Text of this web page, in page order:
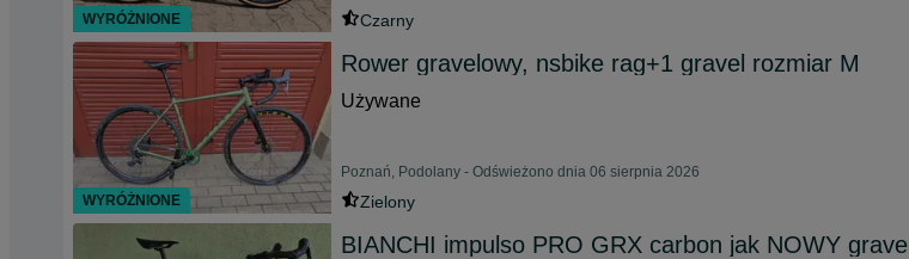
Czarny
Rower gravelowy, nsbike rag+1 gravel rozmiar M
Używane
Poznań, Podolany - Odświeżono dnia 06 sierpnia 2026
Zielony
BIANCHI impulso PRO GRX carbon jak NOWY gravel
WYRÓŻNIONE
WYRÓŻNIONE